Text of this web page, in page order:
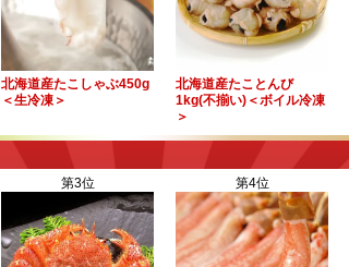
北海道産たこしゃぶ450g
＜生冷凍＞
北海道産たことんび
1kg(不揃い)＜ボイル冷凍
＞
第3位 第4位